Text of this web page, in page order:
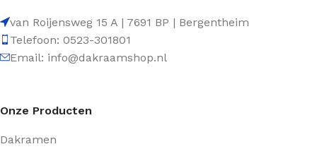
van Roijensweg 15 A | 7691 BP | Bergentheim
Telefoon: 0523-301801
Email: info@dakraamshop.nl
Onze Producten
Dakramen